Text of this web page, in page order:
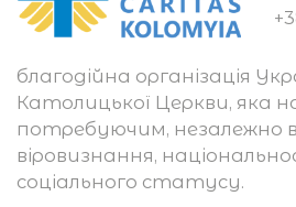
благодійна організація
Католицької Церкви, яка
потребуючим, незалежно
віровизнання,
соціального статусу.